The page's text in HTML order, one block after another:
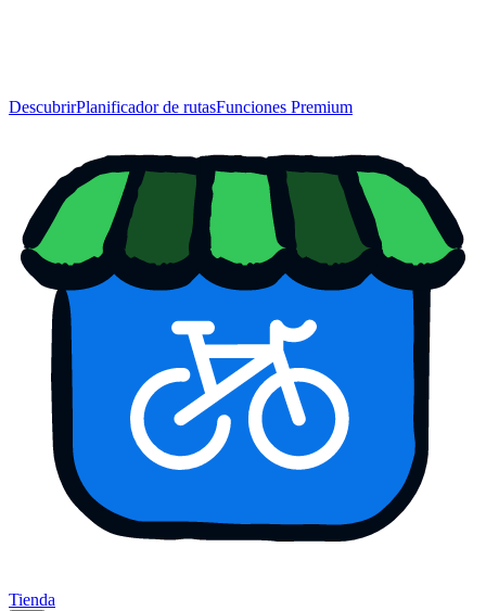
DescubrirPlanificador de rutasFunciones Premium
Tienda